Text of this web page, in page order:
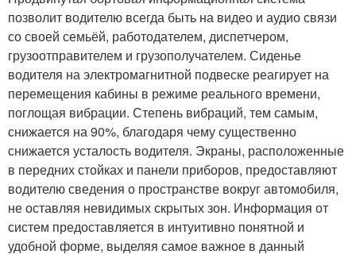
позволит водителю всегда быть на видео и аудио связи
со своей семьёй, работодателем, диспетчером,
грузоотправителем и грузополучателем. Сиденье
водителя на электромагнитной подвеске реагирует на
перемещения кабины в режиме реального времени,
поглощая вибрации. Степень вибраций, тем самым,
снижается на 90%, благодаря чему существенно
снижается усталость водителя. Экраны, расположенные
в передних стойках и панели приборов, предоставляют
водителю сведения о пространстве вокруг автомобиля,
не оставляя невидимых скрытых зон. Информация от
систем предоставляется в интуитивно понятной и
удобной форме, выделяя самое важное в данный